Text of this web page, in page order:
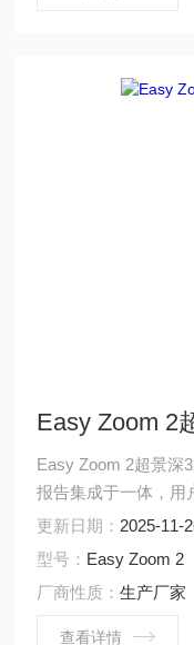
Easy Zoom 2
Easy Zoom 2超景深
报告集成于一体，用
快速得出样品的三维
金属、化工、材料、
更新日期： 2025-11-
型号： Easy Zoom 2
厂商性质：生产厂家
查看详情